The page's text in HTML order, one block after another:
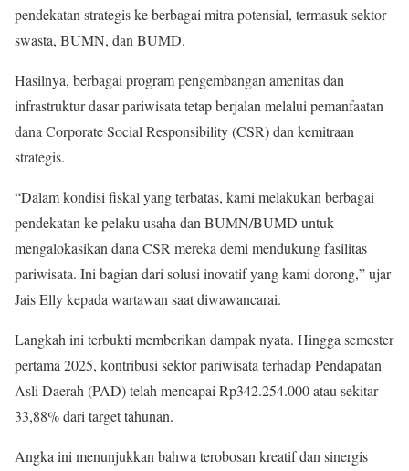
pendekatan strategis ke berbagai mitra potensial, termasuk sektor
swasta, BUMN, dan BUMD.
Hasilnya, berbagai program pengembangan amenitas dan
infrastruktur dasar pariwisata tetap berjalan melalui pemanfaatan
dana Corporate Social Responsibility (CSR) dan kemitraan
strategis.
“Dalam kondisi fiskal yang terbatas, kami melakukan berbagai
pendekatan ke pelaku usaha dan BUMN/BUMD untuk
mengalokasikan dana CSR mereka demi mendukung fasilitas
pariwisata. Ini bagian dari solusi inovatif yang kami dorong,” ujar
Jais Elly kepada wartawan saat diwawancarai.
Langkah ini terbukti memberikan dampak nyata. Hingga semester
pertama 2025, kontribusi sektor pariwisata terhadap Pendapatan
Asli Daerah (PAD) telah mencapai Rp342.254.000 atau sekitar
33,88% dari target tahunan.
Angka ini menunjukkan bahwa terobosan kreatif dan sinergis